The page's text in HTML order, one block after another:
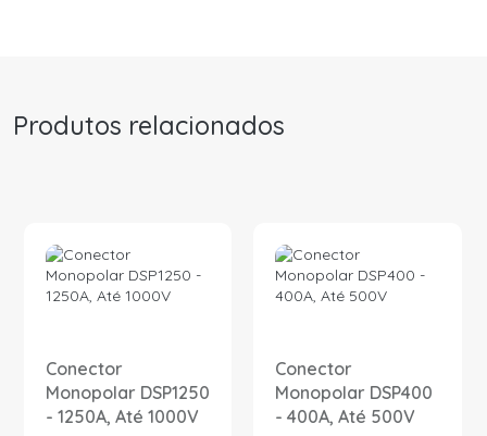
Produtos relacionados
Conector
Monopolar DSP1250
- 1250A, Até 1000V
Conector
Monopolar DSP400
- 400A, Até 500V